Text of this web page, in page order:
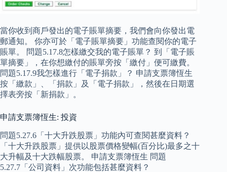
當你收到商戶發出的電子賬單摘要，我們會向你發出電
郵通知。 你亦可於「電子賬單摘要」功能查閱你的電子
賬單。 問題5.17.8怎樣繳交我的電子賬單？ 到「電子賬
單摘要」，在你想繳付的賬單旁按「繳付」便可繳費。
問題5.17.9我怎樣進行「電子捐款」？ 申請支票簿恆生
按「繳款」、「捐款」及「電子捐款」，然後在日期選
擇表旁按「新捐款」。
申請支票簿恆生: 投資
問題5.27.6「十大升跌股票」功能內可查閱甚麼資料？
「十大升跌股票」提供以股票價格變幅(百分比)最多之十
大升幅及十大跌幅股票。 申請支票簿恆生 問題
5.27.7「公司資料」次功能包括甚麼資料？